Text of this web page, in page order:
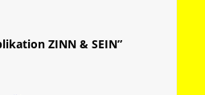
ZINN & SEIN”